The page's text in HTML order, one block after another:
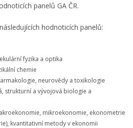
panelů GA ČR.
hodnoticích panelů:
fyzika a optika
chemie
neurovědy a toxikologie
strukturní a vývojová biologie a
mikroekonomie, ekonometrie
kvantitativní metody v ekonomii